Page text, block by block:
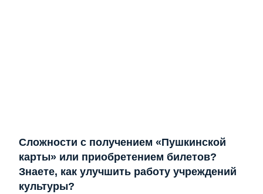
Сложности с получением «Пушкинской
карты» или приобретением билетов?
Знаете, как улучшить работу учреждений
культуры?